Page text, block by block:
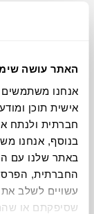
האתר עושה
אישית תוכן
חברתית ולנתח
בנוסף, אנחנו
באתר שלנו עם
החברתית,
עשויים לשלב
שסיפקתם או
תוכלו למצוא אותי ב:
חלה שגיאה. אנא
צבעים